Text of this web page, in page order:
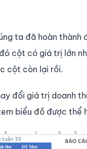
ta đã hoàn thành
cột có giá trị lớn
cột còn lại rồi.
đổi giá trị doanh
biểu đồ được thể